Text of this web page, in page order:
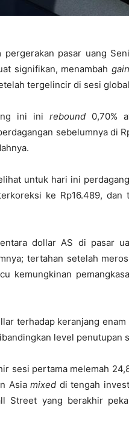
pergerakan pasar uang
signifikan, menambah gain
tergelincir di sesi
ini inirebound 0,70%
sebelumnya di
untuk hari ini
ke Rp16.489,
dollar AS di pasar
tertahan setelah
kemungkinan
terhadap keranjang
level penutupan
sesi pertama melemah
Asiamixed di tengah
Street yang berakhir